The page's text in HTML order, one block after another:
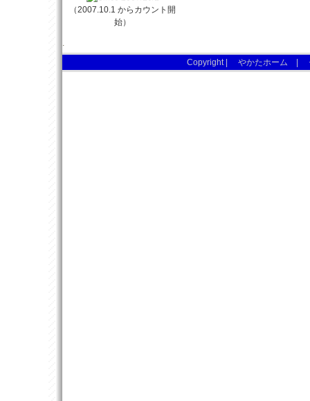
（2007.10.1 からカウント開
始）
.
Copyright |
やかたホーム